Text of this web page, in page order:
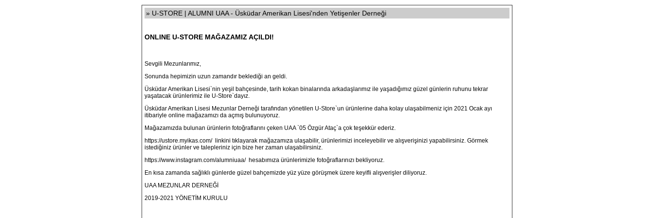
» U-STORE | ALUMNI UAA - Üsküdar Amerikan Lisesi'nden Yetişenler Derneği
ONLINE U-STORE MAĞAZAMIZ AÇILDI!
Sevgili Mezunlarımız,
Sonunda hepimizin uzun zamandır beklediği an geldi.
Üsküdar Amerikan Lisesi`nin yeşil bahçesinde, tarih kokan binalarında arkadaşlarımız ile yaşadığımız güzel günlerin ruhunu tekrar
yaşatacak ürünlerimiz ile U-Store`dayız.
Üsküdar Amerikan Lisesi Mezunlar Derneği tarafından yönetilen U-Store`un ürünlerine daha kolay ulaşabilmeniz için 2021 Ocak ayı
itibariyle online mağazamızı da açmış bulunuyoruz.
Mağazamızda bulunan ürünlerin fotoğraflarını çeken UAA `05 Özgür Ataç`a çok teşekkür ederiz.
https://ustore.myikas.com/linkini tıklayarak mağazamıza ulaşabilir, ürünlerimizi inceleyebilir ve alışverişinizi yapabilirsiniz. Görmek
istediğiniz ürünler ve talepleriniz için bize her zaman ulaşabilirsiniz.
https://www.instagram.com/alumniuaa/hesabımıza ürünlerimizle fotoğraflarınızı bekliyoruz.
En kısa zamanda sağlıklı günlerde güzel bahçemizde yüz yüze görüşmek üzere keyifli alışverişler diliyoruz.
UAA MEZUNLAR DERNEĞİ
2019-2021 YÖNETİM KURULU